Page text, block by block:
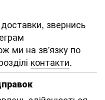
звернись
ми на зв'язку по
контакти.